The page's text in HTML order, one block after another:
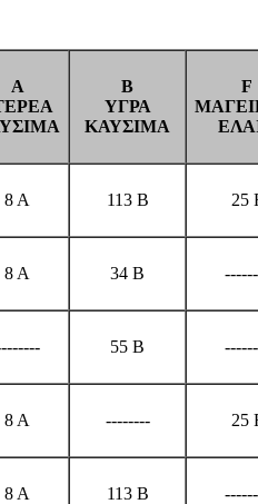
A
Β
ΥΓΡΑ
ΚΑΥΣΙΜΑ
F
8 Α 113 B 25
8 Α 34 B
55 B
8 Α -------- 25
8 Α 113 B